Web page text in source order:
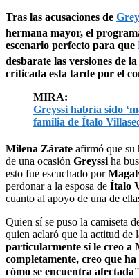
Tras las acusaciones de
hermana mayor, el
escenario perfecto para que
desbarate las versiones de
criticada esta tarde por el
MIRA:
Greyssi habría sido
familia de Ítalo
Milena Zárate afirmó que su
de una ocasión Greyssi ha
esto fue escuchado por
perdonar a la esposa de Ítalo
cuanto al apoyo de una de
Quien sí se puso la camiseta
quien aclaró que la actitud de
particularmente sí le creo a
completamente, creo que
cómo se encuentra afectada